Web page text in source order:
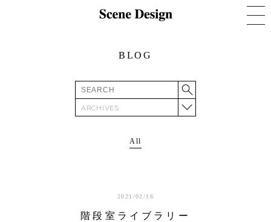
BLOG
ARCHIVES
All
2021/02/16
階段室ライブラリー